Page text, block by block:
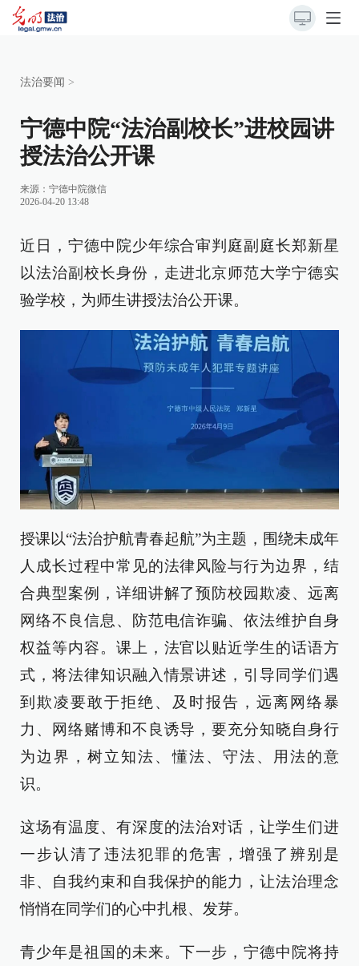
法治要闻 >
宁德中院“法治副校长”进校园讲
授法治公开课
来源： 宁德中院微信
2026-04-20 13:48
近日，宁德中院少年综合审判庭副庭长郑新星
以法治副校长身份，走进北京师范大学宁德实
验学校，为师生讲授法治公开课。
授课以“法治护航青春起航”为主题，围绕未成年
人成长过程中常见的法律风险与行为边界，结
合典型案例，详细讲解了预防校园欺凌、远离
网络不良信息、防范电信诈骗、依法维护自身
权益等内容。课上，法官以贴近学生的话语方
式，将法律知识融入情景讲述，引导同学们遇
到欺凌要敢于拒绝、及时报告，远离网络暴
力、网络赌博和不良诱导，要充分知晓自身行
为边界，树立知法、懂法、守法、用法的意
识。
这场有温度、有深度的法治对话，让学生们进
一步认清了违法犯罪的危害，增强了辨别是
非、自我约束和自我保护的能力，让法治理念
悄悄在同学们的心中扎根、发芽。
青少年是祖国的未来。下一步，宁德中院将持